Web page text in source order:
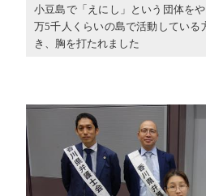
小豆島で「えにし」という団体を
万5千人くらいの島で活動している
き、胸を打たれました